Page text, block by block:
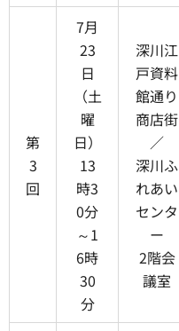
第
3
回
7月
23
日
（土
曜
日）
13
時3
0分
～1
6時
30
分
深川江
戸資料
館通り
商店街
／
深川ふ
れあい
センタ
ー
2階会
議室